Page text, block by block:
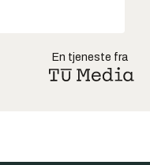
En tjeneste fra